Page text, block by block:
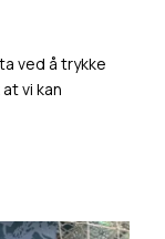
ved å trykke
vi kan